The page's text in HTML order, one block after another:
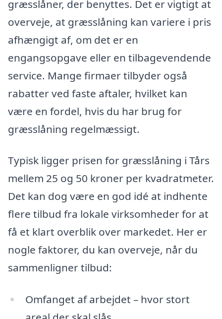
græsslåner, der benyttes. Det er vigtigt at
overveje, at græsslåning kan variere i pris
afhængigt af, om det er en
engangsopgave eller en tilbagevendende
service. Mange firmaer tilbyder også
rabatter ved faste aftaler, hvilket kan
være en fordel, hvis du har brug for
græsslåning regelmæssigt.
Typisk ligger prisen for græsslåning i Tårs
mellem 25 og 50 kroner per kvadratmeter.
Det kan dog være en god idé at indhente
flere tilbud fra lokale virksomheder for at
få et klart overblik over markedet. Her er
nogle faktorer, du kan overveje, når du
sammenligner tilbud:
Omfanget af arbejdet – hvor stort